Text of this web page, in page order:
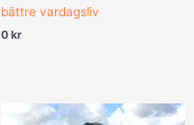
bättre vardagsliv
0 kr